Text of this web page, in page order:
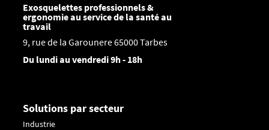
Exosquelettes professionnels &
ergonomie au service de la santé au
travail
9, rue de la Garounere 65000 Tarbes
Du lundi au vendredi 9h - 18h
Solutions par secteur
Industrie